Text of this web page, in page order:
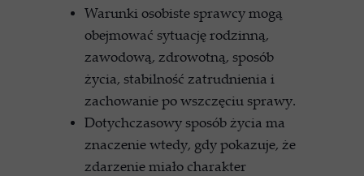
Warunki osobiste sprawcy mogą
obejmować sytuację rodzinną,
zawodową, zdrowotną, sposób
życia, stabilność zatrudnienia i
zachowanie po wszczęciu sprawy.
Dotychczasowy sposób życia ma
znaczenie wtedy, gdy pokazuje, że
zdarzenie miało charakter